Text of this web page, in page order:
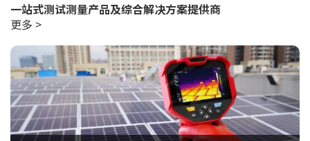
一站式测试测量产品及综合解决方案提供商
更多 >